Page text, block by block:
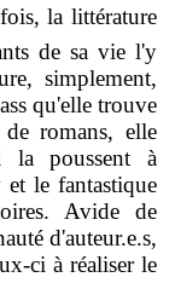
la littérature
de sa vie l'y
simplement,
qu'elle trouve
romans, elle
la poussent à
et le fantastique
Avide de
d'auteur.e.s,
ci à réaliser le